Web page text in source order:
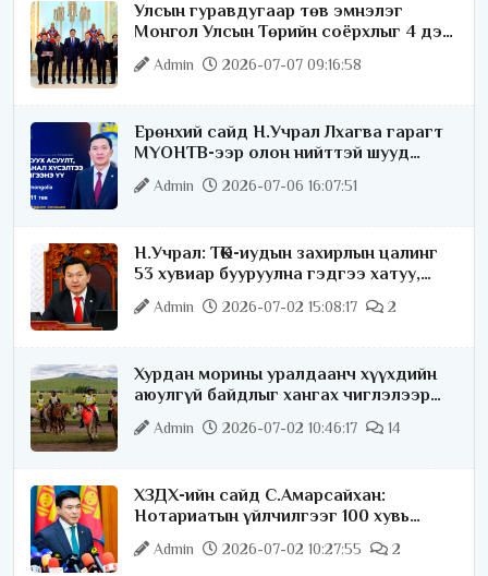
Улсын гуравдугаар төв эмнэлэг
Монгол Улсын Төрийн соёрхлыг 4 дэх
удаагаа хүртлээ
Admin 2026-07-07 09:16:58
Ерөнхий сайд Н.Учрал Лхагва гарагт
МҮОНТВ-ээр олон нийттэй шууд
ярилцана
Admin 2026-07-06 16:07:51
Н.Учрал: ТӨК-иудын захирлын цалинг
53 хувиар бууруулна гэдгээ хатуу,
хариуцлагатайгаар хэлье
Admin 2026-07-02 15:08:17 2
Хурдан морины уралдаанч хүүхдийн
аюулгүй байдлыг хангах чиглэлээр
ажиллаж байна
Admin 2026-07-02 10:46:17 14
ХЗДХ-ийн сайд С.Амарсайхан:
Нотариатын үйлчилгээг 100 хувь
цахимжуулна
Admin 2026-07-02 10:27:55 2